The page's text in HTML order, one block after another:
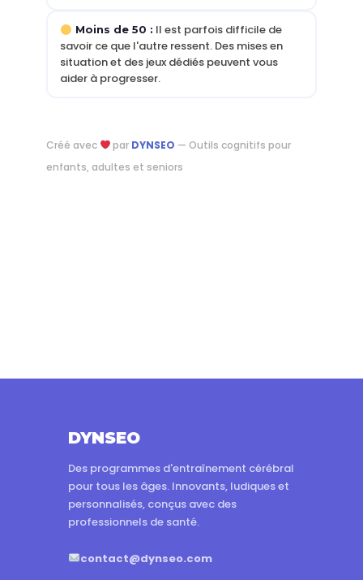
Moins de 50 : Il est parfois difficile de
savoir ce que l'autre ressent. Des mises en
situation et des jeux dédiés peuvent vous
aider à progresser.
Créé avec par DYNSEO — Outils cognitifs pour
enfants, adultes et seniors
DYNSEO
Des programmes d'entraînement cérébral
pour tous les âges. Innovants, ludiques et
personnalisés, conçus avec des
professionnels de santé.
contact@dynseo.com